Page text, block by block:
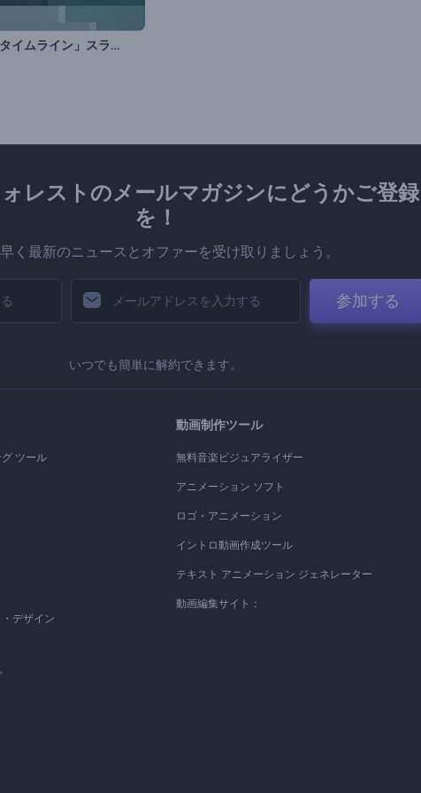
「コーポレートタイムライン」スライドショー
レストのメールマガジンにどうかご登録
を！
く最新のニュースとオファーを受け取りましょう。
参加する
いつでも簡単に解約できます。
ツール
デザイン
動画制作ツール
無料音楽ビジュアライザー
アニメーション ソフト
ロゴ・アニメーション
イントロ動画作成ツール
テキスト アニメーション ジェネレーター
動画編集サイト：